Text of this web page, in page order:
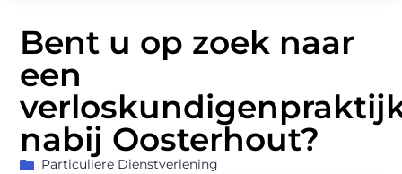
Bent u op zoek naar
een
nabij Oosterhout?
Particuliere Dienstverlening